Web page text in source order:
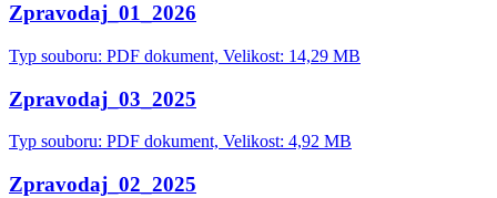
Zpravodaj_01_2026
Typ souboru: PDF dokument, Velikost: 14,29 MB
Zpravodaj_03_2025
Typ souboru: PDF dokument, Velikost: 4,92 MB
Zpravodaj_02_2025